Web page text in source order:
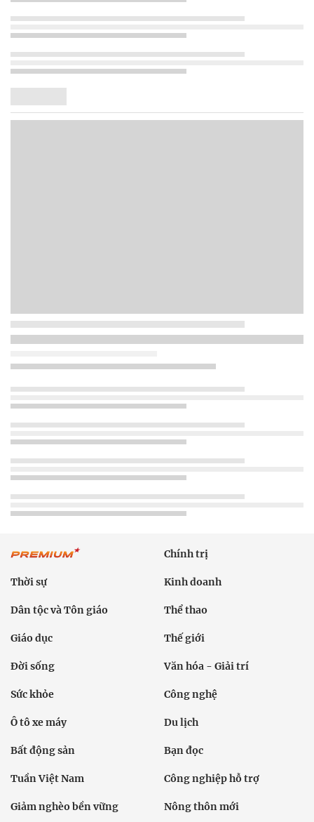
Chính trị
Thời sự Kinh doanh
Dân tộc và Tôn giáo Thể thao
Giáo dục Thế giới
Đời sống Văn hóa - Giải trí
Sức khỏe Công nghệ
Ô tô xe máy Du lịch
Bất động sản Bạn đọc
Tuần Việt Nam Công nghiệp hỗ trợ
Giảm nghèo bền vững Nông thôn mới